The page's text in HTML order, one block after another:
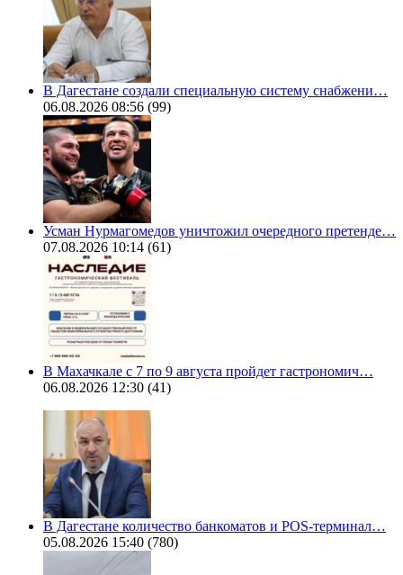
В Дагестане создали специальную систему снабжени…
06.08.2026 08:56 (99)
Усман Нурмагомедов уничтожил очередного претенде…
07.08.2026 10:14 (61)
В Махачкале с 7 по 9 августа пройдет гастрономич…
06.08.2026 12:30 (41)
В Дагестане количество банкоматов и POS-терминал…
05.08.2026 15:40 (780)